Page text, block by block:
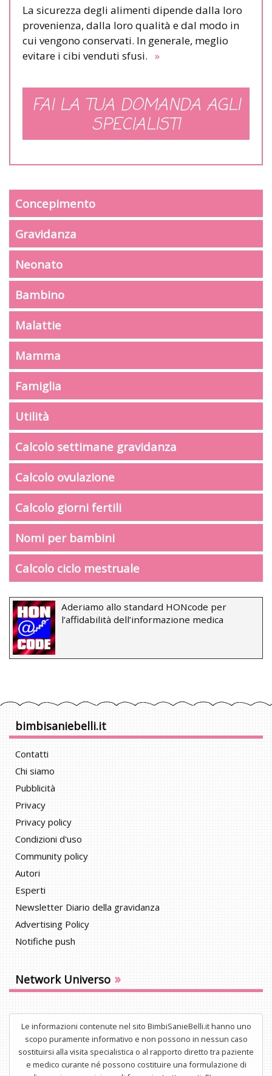
La sicurezza degli alimenti dipende dalla loro
provenienza, dalla loro qualità e dal modo in
cui vengono conservati. In generale, meglio
evitare i cibi venduti sfusi. »
FAI LA TUA DOMANDA AGLI
SPECIALISTI
Concepimento
Gravidanza
Neonato
Bambino
Malattie
Mamma
Famiglia
Utilità
Calcolo settimane gravidanza
Calcolo ovulazione
Calcolo giorni fertili
Nomi per bambini
Calcolo ciclo mestruale
Aderiamo allo standard HONcode per
l’affidabilità dell’informazione medica
bimbisaniebelli.it
Contatti
Chi siamo
Pubblicità
Privacy
Privacy policy
Condizioni d'uso
Community policy
Autori
Esperti
Newsletter Diario della gravidanza
Advertising Policy
Notifiche push
Network Universo »
Le informazioni contenute nel sito BimbiSanieBelli.it hanno uno
scopo puramente informativo e non possono in nessun caso
sostituirsi alla visita specialistica o al rapporto diretto tra paziente
e medico curante né possono costituire una formulazione di